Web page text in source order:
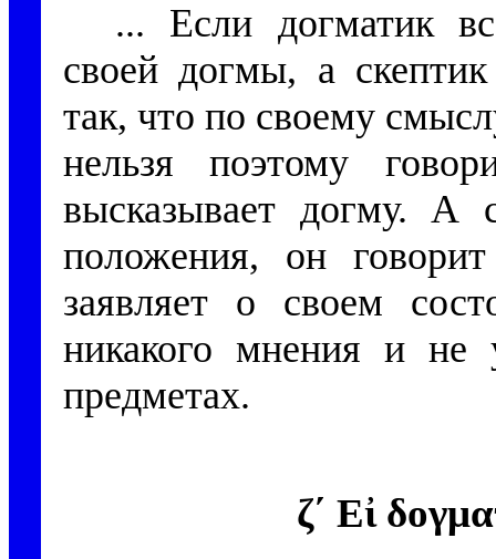
... Если догматик
своей догмы, а
так, что по своему
нельзя поэтому
высказывает догму. А
положения, он
заявляет о своем
никакого мнения и не
предметах.
ζ´ Εἰ